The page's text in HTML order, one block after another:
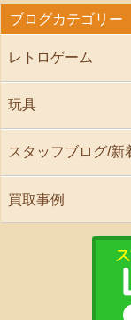
ブログカテゴリー
レトロゲーム
玩具
スタッフブログ/新
買取事例